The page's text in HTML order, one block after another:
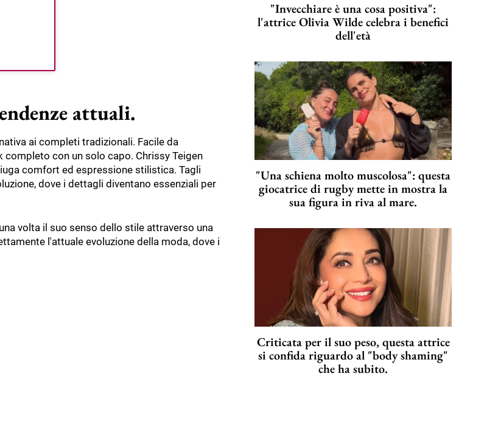
attuali.
ai completi tradizionali. Facile da
con un solo capo. Chrissy Teigen
comfort ed espressione stilistica. Tagli
dove i dettagli diventano essenziali per
volta il suo senso dello stile attraverso una
l'attuale evoluzione della moda, dove i
"Invecchiare è una cosa positiva":
l'attrice Olivia Wilde celebra i benefici
dell'età
"Una schiena molto muscolosa": questa
giocatrice di rugby mette in mostra la
sua figura in riva al mare.
Criticata per il suo peso, questa attrice
si confida riguardo al "body shaming"
che ha subito.